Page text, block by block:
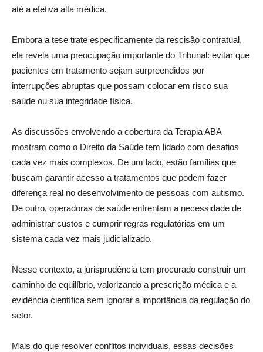
até a efetiva alta médica.
Embora a tese trate especificamente da rescisão contratual,
ela revela uma preocupação importante do Tribunal: evitar que
pacientes em tratamento sejam surpreendidos por
interrupções abruptas que possam colocar em risco sua
saúde ou sua integridade física.
As discussões envolvendo a cobertura da Terapia ABA
mostram como o Direito da Saúde tem lidado com desafios
cada vez mais complexos. De um lado, estão famílias que
buscam garantir acesso a tratamentos que podem fazer
diferença real no desenvolvimento de pessoas com autismo.
De outro, operadoras de saúde enfrentam a necessidade de
administrar custos e cumprir regras regulatórias em um
sistema cada vez mais judicializado.
Nesse contexto, a jurisprudência tem procurado construir um
caminho de equilíbrio, valorizando a prescrição médica e a
evidência científica sem ignorar a importância da regulação do
setor.
Mais do que resolver conflitos individuais, essas decisões